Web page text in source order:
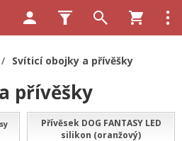
/ Svíticí obojky a přívěšky
přívěšky
Přívěsek DOG FANTASY LED
silikon (oranžový)